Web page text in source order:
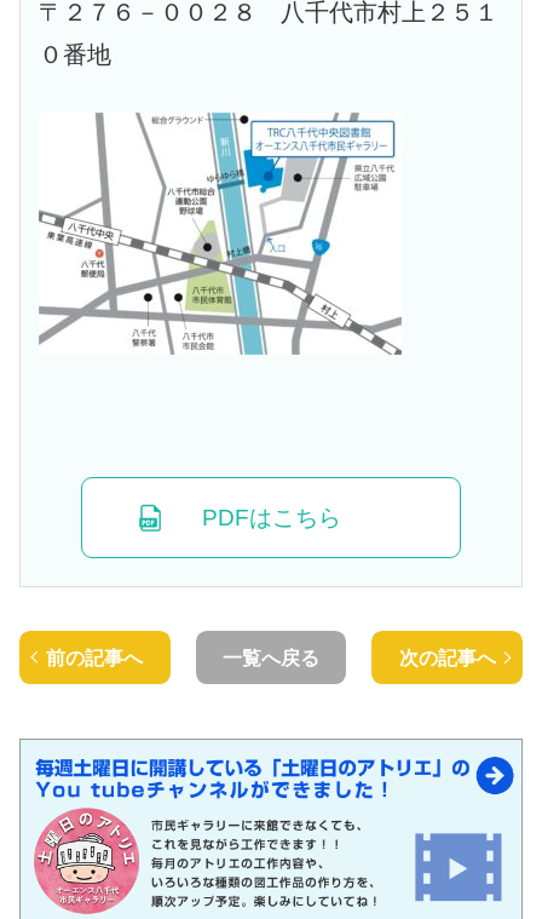
〒２７６－００２８ 八千代市村上２５１
０番地
PDFはこちら
前の記事へ 一覧へ戻る 次の記事へ